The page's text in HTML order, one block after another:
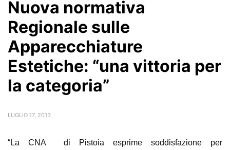
Nuova normativa
Regionale sulle
Apparecchiature
Estetiche: “una vittoria per
la categoria”
LUGLIO 17, 2013
“La CNA di Pistoia esprime soddisfazione per